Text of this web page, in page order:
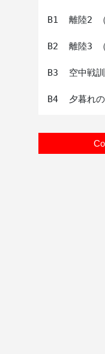
B1  離陸2 （
B2  離陸3 （
B3  空中戦訓